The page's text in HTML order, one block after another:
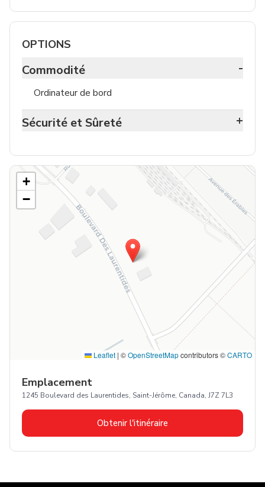
OPTIONS
Commodité -
Ordinateur de bord
Sécurité et Sûreté +
+
−
Leaflet | ©OpenStreetMapcontributors ©CARTO
Emplacement
1245 Boulevard des Laurentides, Saint-Jérôme, Canada, J7Z 7L3
Obtenir l'itinéraire